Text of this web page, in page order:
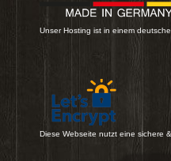
Unser Hosting ist in einem
Diese Webseite nutzt eine sichere